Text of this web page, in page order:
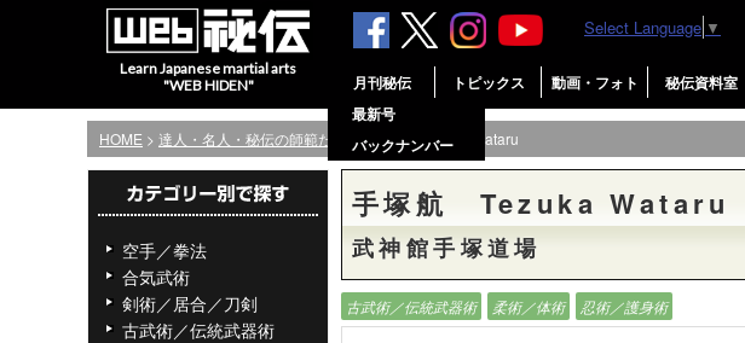
Learn Japanese martial arts
"WEB HIDEN"
月刊秘伝
最新号
バックナンバー
トピックス 動画・フォト 秘伝資料室
Select Language ▼
HOME > 達人・名人・秘伝の師範たち > 手塚航 Tezuka Wataru
空手／拳法
合気武術
剣術／居合／刀剣
古武術／伝統武器術
手塚航 Tezuka Wataru
武神館手塚道場
古武術／伝統武器術 柔術／体術 忍術／護身術